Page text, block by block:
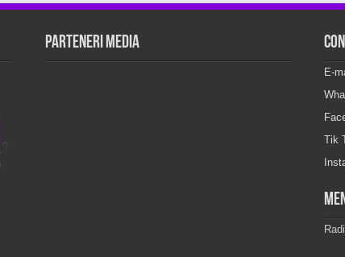
Parteneri Media
E-
Tik